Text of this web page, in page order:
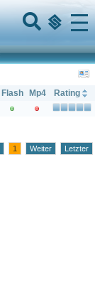
Menu
Flash Mp4
Rating
1 Weiter Letzter